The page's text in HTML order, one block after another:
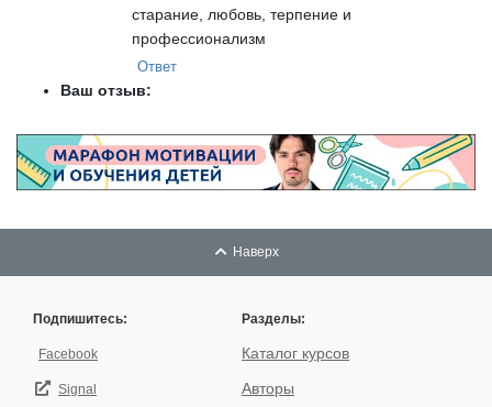
старание, любовь, терпение и
профессионализм
Ответ
Ваш отзыв:
Наверх
Подпишитесь:
Facebook
Signal
Разделы:
Каталог курсов
Авторы